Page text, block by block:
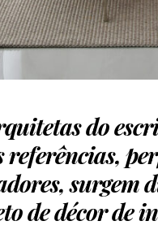
do
referências,
surgem
de décor de